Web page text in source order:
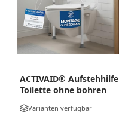
ACTIVAID® Aufstehhilfe
Toilette ohne bohren
Varianten verfügbar